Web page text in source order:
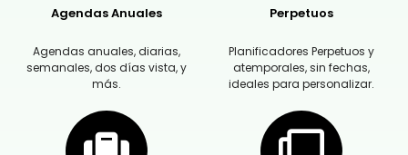
Agendas Anuales
Agendas anuales, diarias,
semanales, dos días vista, y
más.
Perpetuos
Planificadores Perpetuos y
atemporales, sin fechas,
ideales para personalizar.